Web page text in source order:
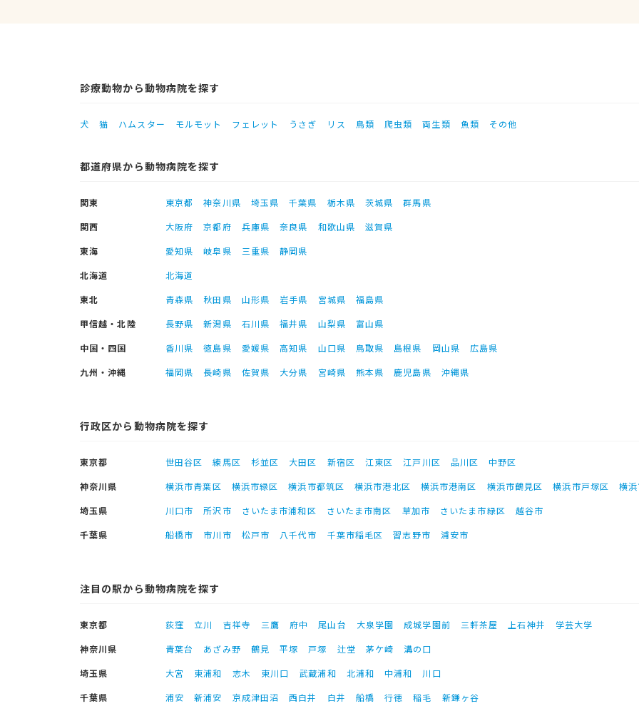
診療動物から動物病院を探す
犬 猫 ハムスター モルモット フェレット うさぎ リス 鳥類 爬虫類 両生類 魚類 その他
都道府県から動物病院を探す
関東 東京都 神奈川県 埼玉県 千葉県 栃木県 茨城県
群馬県
関西
大阪府 京都府 兵庫県 奈良県 和歌山県
滋賀県
東海
愛知県 岐阜県 三重県
静岡県
北海道
北海道
東北
青森県 秋田県 山形県 岩手県 宮城県
福島県
甲信越・北陸
長野県 新潟県 石川県 福井県 山梨県
富山県
中国・四国
香川県 徳島県 愛媛県 高知県 山口県 鳥取県 島根県 岡山県
広島県
九州・沖縄
福岡県 長崎県 佐賀県 大分県 宮崎県 熊本県 鹿児島県 沖縄県
行政区から動物病院を探す
東京都 世田谷区 練馬区 杉並区 大田区 新宿区 江東区 江戸川区 品川区
中野区
神奈川県
横浜市青葉区 横浜市緑区 横浜市都筑区 横浜市港北区 横浜市港南区 横浜市鶴見区 横浜市戸塚区
横
埼玉県
川口市 所沢市 さいたま市浦和区 さいたま市南区 草加市 さいたま市緑区
越谷市
千葉県
船橋市 市川市 松戸市 八千代市 千葉市稲毛区 習志野市 浦安市
注目の駅から動物病院を探す
東京都 荻窪 立川 吉祥寺 三鷹 府中 尾山台 大泉学園 成城学園前 三軒茶屋 上石神井
学芸大学
神奈川県
青葉台 あざみ野 鶴見 平塚 戸塚 辻堂 茅ケ崎
溝の口
埼玉県
大宮 東浦和 志木 東川口 武蔵浦和 北浦和 中浦和
川口
千葉県
浦安 新浦安 京成津田沼 西白井 白井 船橋 行徳 稲毛 新鎌ヶ谷